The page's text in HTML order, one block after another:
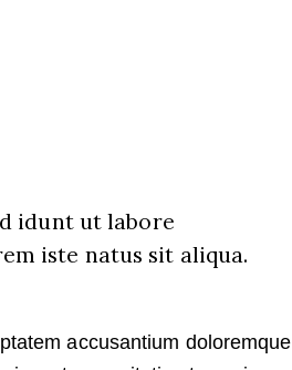
idunt ut labore
iste natus sit aliqua.
accusantium doloremque